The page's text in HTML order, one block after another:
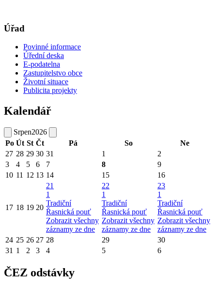
Úřad
Povinné informace
Úřední deska
E-podatelna
Zastupitelstvo obce
Životní situace
Publicita projekty
Kalendář
Srpen2026
Po Út St Čt Pá So
Ne
27 28 29 30 31 1
2
3
4 5 6 7 8
9
10 11 12 13 14 15 16
17 18 19 20
21
1
Tradiční
Řasnická pouť
Zobrazit všechny
záznamy ze dne
22
1
Tradiční
Řasnická pouť
Zobrazit všechny
záznamy ze dne
23
1
Tradiční
Řasnická pouť
Zobrazit všechny
záznamy ze dne
24 25 26 27 28 29
30
31 1 2 3 4 5 6
ČEZ odstávky